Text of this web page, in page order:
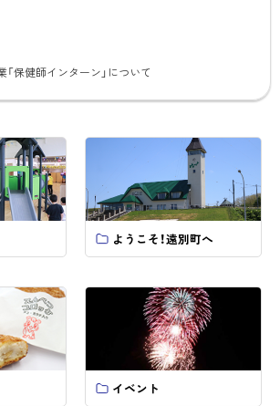
保健師インターン」について
ようこそ！遠別町へ
イベント